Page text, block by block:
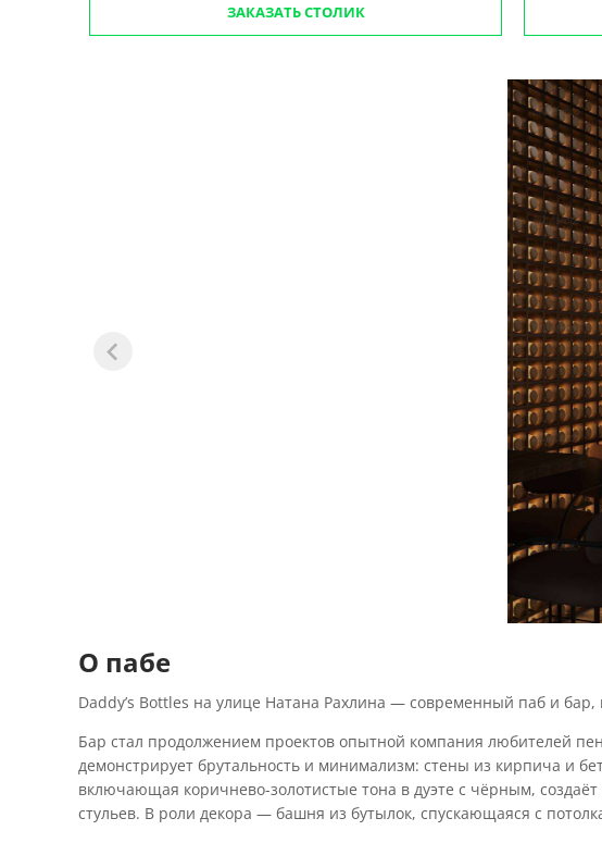
ЗАКАЗАТЬ СТОЛИК
О пабе
Daddy’s Bottles на улице Натана Рахлина — современный паб и
Бар стал продолжением проектов опытной компания любителей
демонстрирует брутальность и минимализм: стены из кирпича и
включающая коричнево-золотистые тона в дуэте с чёрным,
стульев. В роли декора — башня из бутылок, спускающаяся с